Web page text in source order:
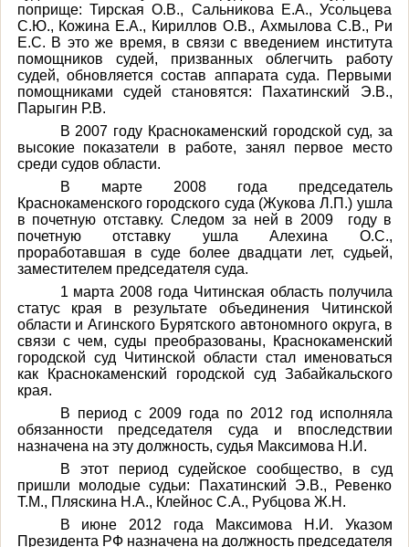
поприще: Тирская О.В., Сальникова Е.А., Усольцева
С.Ю., Кожина Е.А., Кириллов О.В., Ахмылова С.В., Ри
Е.С. В это же время, в связи с введением института
помощников судей, призванных облегчить работу
судей, обновляется состав аппарата суда. Первыми
помощниками судей становятся: Пахатинский Э.В.,
Парыгин Р.В.
В 2007 году Краснокаменский городской суд, за
высокие показатели в работе, занял первое место
среди судов области.
В марте 2008 года председатель
Краснокаменского городского суда (Жукова Л.П.) ушла
в почетную отставку. Следом за ней в 2009 году в
почетную отставку ушла Алехина О.С.,
проработавшая в суде более двадцати лет, судьей,
заместителем председателя суда.
1 марта 2008 года Читинская область получила
статус края в результате объединения Читинской
области и Агинского Бурятского автономного округа, в
связи с чем, суды преобразованы, Краснокаменский
городской суд Читинской области стал именоваться
как Краснокаменский городской суд Забайкальского
края.
В период с 2009 года по 2012 год исполняла
обязанности председателя суда и впоследствии
назначена на эту должность, судья Максимова Н.И.
В этот период судейское сообщество, в суд
пришли молодые судьи: Пахатинский Э.В., Ревенко
Т.М., Пляскина Н.А., Клейнос С.А., Рубцова Ж.Н.
В июне 2012 года Максимова Н.И. Указом
Президента РФ назначена на должность председателя